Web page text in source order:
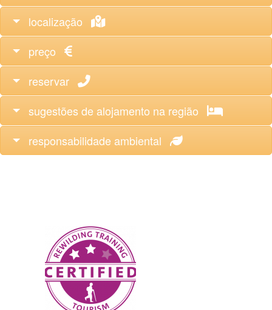
localização
preço
reservar
sugestões de alojamento na região
responsabilidade ambiental